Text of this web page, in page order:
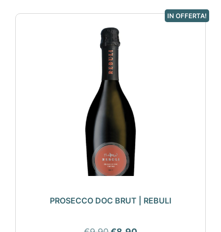
IN OFFERTA!
PROSECCO DOC BRUT | REBULI